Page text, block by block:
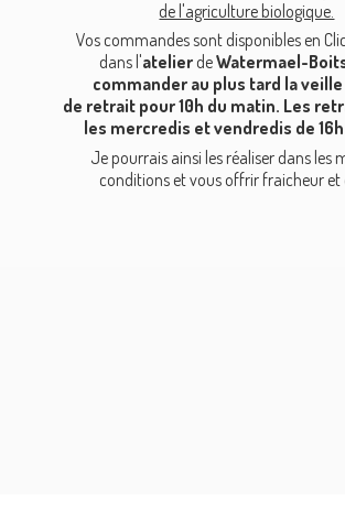
de l'agriculture biologique.
Vos commandes sont disponibles en
dans l'atelier deWatermael-
commander au plus tard la
de retrait pour 10h du matin. Les
les mercredis et vendredis de 16h
Je pourrais ainsi les réaliser dans les
conditions et vous offrir fraicheur et